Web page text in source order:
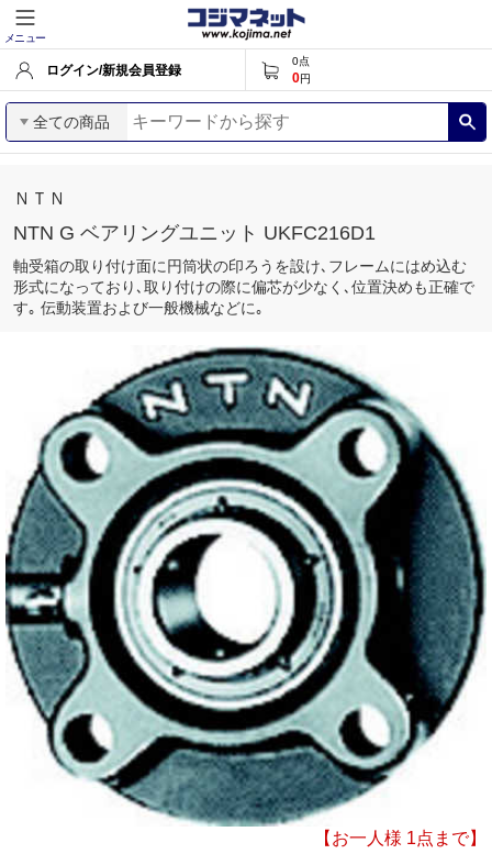
メニュー
ログイン/新規会員登録
0点
0円
全ての商品
ＮＴＮ
NTN G ベアリングユニット UKFC216D1
軸受箱の取り付け面に円筒状の印ろうを設け､フレームにはめ込む
形式になっており､取り付けの際に偏芯が少なく､位置決めも正確で
す｡ 伝動装置および一般機械などに｡
【お一人様 1点まで】